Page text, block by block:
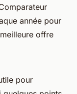
année pour
offre
pour